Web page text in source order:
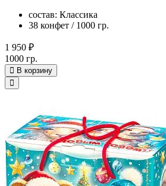
состав: Классика
38 конфет / 1000 гр.
1 950 ₽
1000 гр.
В корзину